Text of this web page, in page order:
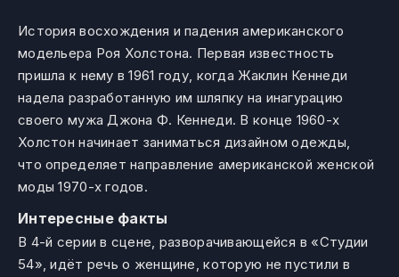
История восхождения и падения американского
модельера Роя Холстона. Первая известность
пришла к нему в 1961 году, когда Жаклин Кеннеди
надела разработанную им шляпку на инагурацию
своего мужа Джона Ф. Кеннеди. В конце 1960-х
Холстон начинает заниматься дизайном одежды,
что определяет направление американской женской
моды 1970-х годов.
Интересные факты
В 4-й серии в сцене, разворачивающейся в «Студии
54», идёт речь о женщине, которую не пустили в